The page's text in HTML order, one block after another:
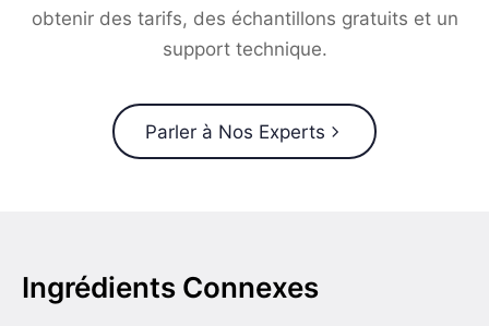
obtenir des tarifs, des échantillons gratuits et un
support technique.
Parler à Nos Experts
Ingrédients Connexes